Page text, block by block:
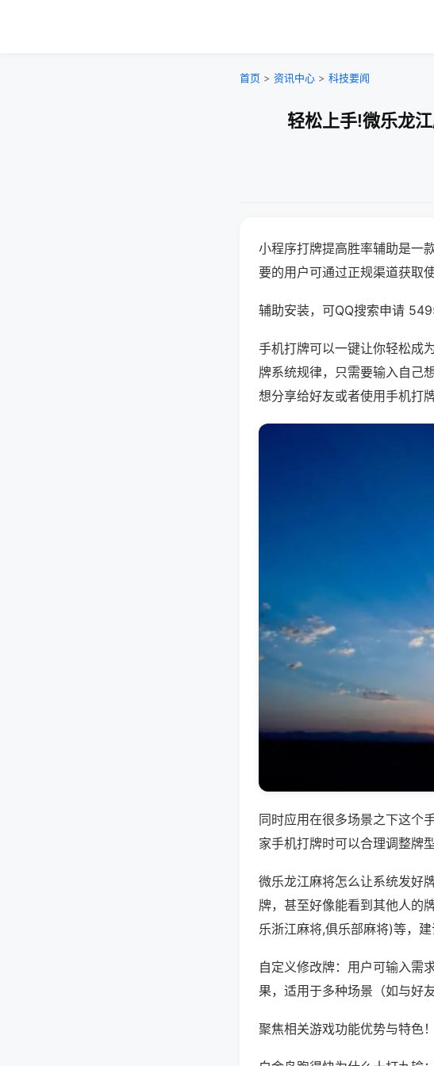
首页 > 资讯中心 > 科技要闻
轻松上手!微乐龙
小程序打牌提高胜率辅助是一
要的用户可通过正规渠道获取使
辅助安装，可QQ搜索申请
手机打牌可以一键让你轻松成
牌系统规律，只需要输入自己
想分享给好友或者使用手机打
同时应用在很多场景之下这个
家手机打牌时可以合理调整牌
微乐龙江麻将怎么让系统发好
牌，甚至好像能看到其他人的
乐浙江麻将,俱乐部麻将)等，
自定义修改牌：用户可输入需
果，适用于多种场景（如与好
聚焦相关游戏功能优势与特色！